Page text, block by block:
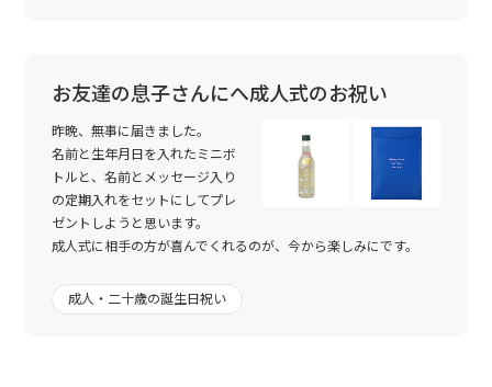
いました。
個人的にはワイン以外の商品にも興味があるので、将来、個人と
してお願いすることがあるかも知れません。
その際には、どうぞよろしくお願い致します。
今までどうもありがとうございました。
お友達の息子さんにへ成人式のお祝い
昨晩、無事に届きました。
名前と生年月日を入れたミニボ
トルと、名前とメッセージ入り
の定期入れをセットにしてプレ
ゼントしようと思います。
成人式に相手の方が喜んでくれるのが、今から楽しみにです。
成人・二十歳の誕生日祝い